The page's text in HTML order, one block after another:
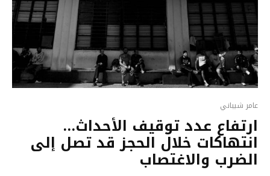
عامر شيباني
ارتفاع عدد توقيف الأحداث…
انتهاكات خلال الحجز قد تصل إلى
الضرب والاغتصاب